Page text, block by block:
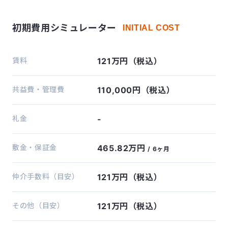
初期費用シミュレーター INITIAL COST
賃料 121万円（税込）
共益費・管理費 110,000円（税込）
礼金 -
敷金・保証金 465.82万円/ 6ヶ月
仲介手数料（目安） 121万円（税込）
その他（目安） 121万円（税込）